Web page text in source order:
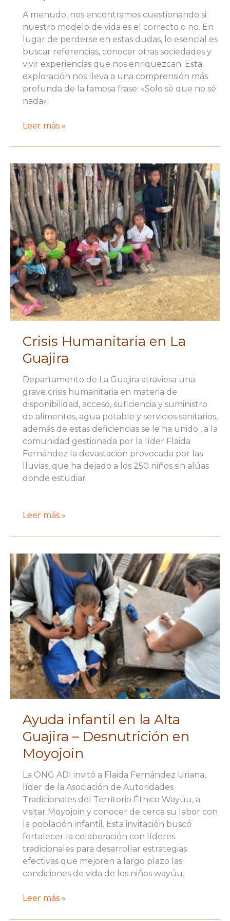
A menudo, nos encontramos cuestionando si
nuestro modelo de vida es el correcto o no. En
lugar de perderse en estas dudas, lo esencial es
buscar referencias, conocer otras sociedades y
vivir experiencias que nos enriquezcan. Esta
exploración nos lleva a una comprensión más
profunda de la famosa frase: «Solo sé que no sé
nada».
Mi
vez
Leer más »
Crisis Humanitaria en La
Guajira
Departamento de La Guajira atraviesa una
grave crisis humanitaria en materia de
disponibilidad, acceso, suficiencia y suministro
de alimentos, agua potable y servicios sanitarios,
además de estas deficiencias se le ha unido , a la
comunidad gestionada por la líder Flaida
Fernández la devastación provocada por las
lluvias, que ha dejado a los 250 niños sin alúas
donde estudiar
Crisis
en
La
Guajira
Leer más »
Ayuda infantil en la Alta
Guajira – Desnutrición en
Moyojoin
La ONG ADI invitó a Flaida Fernández Uriana,
líder de la Asociación de Autoridades
Tradicionales del Territorio Étnico Wayúu, a
visitar Moyojoin y conocer de cerca su labor con
la población infantil. Esta invitación buscó
fortalecer la colaboración con líderes
tradicionales para desarrollar estrategias
efectivas que mejoren a largo plazo las
condiciones de vida de los niños wayúu.
Ayuda
Leer más »